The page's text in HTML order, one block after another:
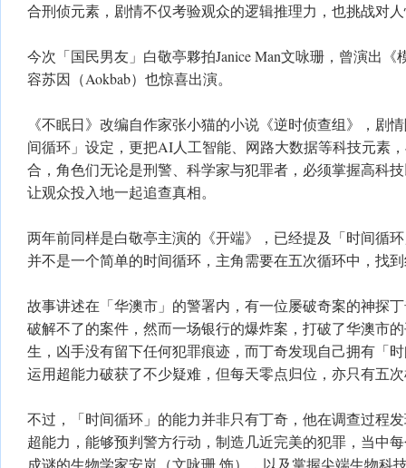
合刑侦元素，剧情不仅考验观众的逻辑推理力，也挑战对
今次「国民男友」白敬亭夥拍Janice Man文咏珊，曾演出
容苏因（Aokbab）也惊喜出演。
《不眠日》改编自作家张小猫的小说《逆时侦查组》，剧
间循环」设定，更把AI人工智能、网路大数据等科技元素
合，角色们无论是刑警、科学家与犯罪者，必须掌握高科
让观众投入地一起追查真相。
两年前同样是白敬亭主演的《开端》，已经提及「时间循
并不是一个简单的时间循环，主角需要在五次循环中，找
故事讲述在「华澳市」的警署内，有一位屡破奇案的神探
破解不了的案件，然而一场银行的爆炸案，打破了华澳市
生，凶手没有留下任何犯罪痕迹，而丁奇发现自己拥有「
运用超能力破获了不少疑难，但每天零点归位，亦只有五
不过，「时间循环」的能力并非只有丁奇，他在调查过程
超能力，能够预判警方行动，制造几近完美的犯罪，当中
成谜的生物学家安岚（文咏珊 饰），以及掌握尖端生物科